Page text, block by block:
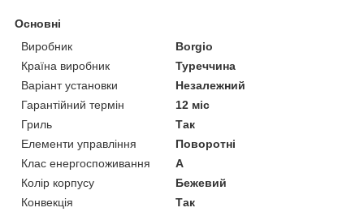
Основні
Виробник
Borgio
Країна виробник
Туреччина
Варіант установки
Незалежний
Гарантійний термін
12 міс
Гриль
Так
Елементи управління
Поворотні
Клас енергоспоживання
A
Колір корпусу
Бежевий
Конвекція
Так